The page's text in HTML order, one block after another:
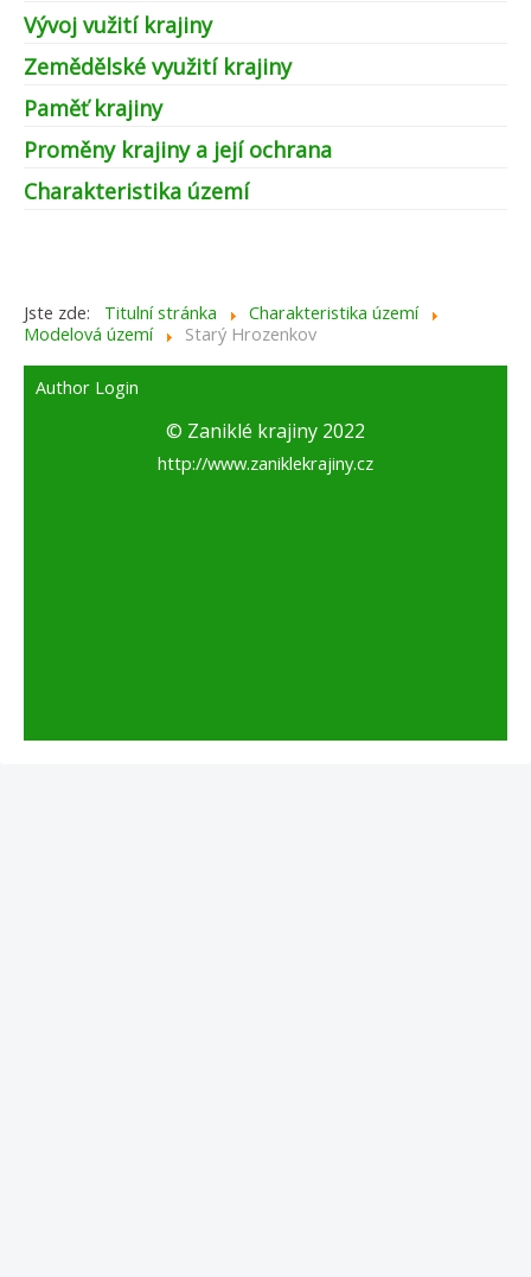
Vývoj vužití krajiny
Zemědělské využití krajiny
Paměť krajiny
Proměny krajiny a její ochrana
Charakteristika území
Jste zde: Titulní stránka
Charakteristika území
Modelová území
Starý Hrozenkov
Author Login
© Zaniklé krajiny 2022
http://www.zaniklekrajiny.cz